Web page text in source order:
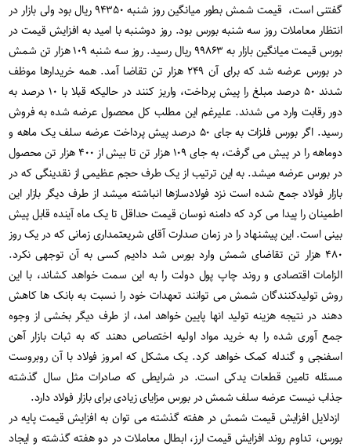
گفتنی است، قیمت شمش بطور میانگین روز شنبه ۹۴۳۵۰ ریال بود ولی بازار در
انتظار معاملات روز سه شنبه بورس بود. روز دوشنبه با امید به افزایش قیمت در
بورس قیمت میانگین بازار به ۹۹۸۶۳ ریال رسید. روز سه شنبه ۱۰۹ هزار تن شمش
در بورس عرضه شد که برای آن ۲۴۹ هزار تن تقاضا آمد. همه خریدارها موظف
شدند ۵۰ درصد مبلغ را پیش پرداخت، واریز کنند در حالیکه قبلا با ۱۰ درصد به
دور رقابت وارد می شدند. علیرغم این مطلب کل محصول عرضه شده به فروش
رسید. اگر بورس فلزات به جای ۵۰ درصد پیش پرداخت عرضه سلف یک ماهه و
دوماهه را در پیش می گرفت، به جای ۱۰۹ هزار تن تا بیش از ۴۰۰ هزار تن محصول
در بورس عرضه میشد. به این ترتیب از یک طرف حجم عظیمی از نقدینگی که در
بازار فولاد جمع شده است نزد فولادسازها انباشته میشد از طرف دیگر بازار این
اطمینان را پیدا می کرد که دامنه نوسان قیمت حداقل تا یک ماه آینده قابل پیش
بینی است. این پیشنهاد را در زمان صدارت آقای شریعتمداری زمانی که در یک روز
۴۸۰ هزار تن تقاضای شمش وارد بورس شد دادیم کسی به آن توجهی نکرد.
الزامات اقتصادی و روند چاپ پول دولت را به این سمت خواهد کشاند، با این
روش تولیدکنندگان شمش می توانند تعهدات خود را نسبت به بانک ها کاهش
دهند در نتیجه هزینه تولید انها پایین خواهد امد، از طرف دیگر بخشی از وجوه
جمع آوری شده را به خرید مواد اولیه اختصاص دهند که به ثبات بازار آهن
اسفنجی و گندله کمک خواهد کرد. یک مشکل که امروز فولاد با آن روبروست
مسئله تامین قطعات یدکی است. در شرایطی که صادرات مثل سال گذشته
جذاب نیست عرضه سلف شمش در بورس مزایای زیادی برای بازار فولاد دارد.
ازدلایل افزایش قیمت شمش در هفته گذشته می توان به افزایش قیمت پایه در
بورس، تداوم روند افزایش قیمت ارز، ابطال معاملات در دو هفته گذشته و ایجاد